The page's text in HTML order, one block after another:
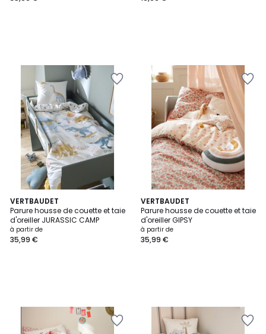
VERTBAUDET
Parure housse de couette et taie
d'oreiller JURASSIC CAMP
à partir de
35,99 €
VERTBAUDET
Parure housse de couette et taie
d'oreiller GIPSY
à partir de
35,99 €